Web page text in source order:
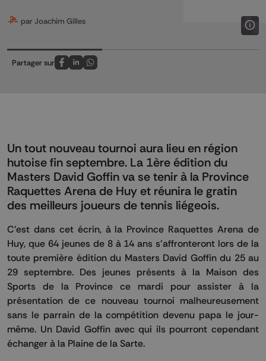
par Joachim Gilles
Partager sur
Partagez sur FaceBook
Partagez sur LinkedIn
Partagez sur Whatsapp
Un tout nouveau tournoi aura lieu en région
hutoise fin septembre. La 1ère édition du
Masters David Goffin va se tenir à la Province
Raquettes Arena de Huy et réunira le gratin
des meilleurs joueurs de tennis liégeois.
C’est dans cet écrin, à la Province Raquettes Arena de
Huy, que 64 jeunes de 8 à 14 ans s’affronteront lors de la
toute première édition du Masters David Goffin du 25 au
29 septembre. Des jeunes présents à la Maison des
Sports de la Province ce mardi pour assister à la
présentation de ce nouveau tournoi malheureusement
sans le parrain de la compétition devenu papa le jour-
même. Un David Goffin avec qui ils pourront cependant
échanger à la Plaine de la Sarte.